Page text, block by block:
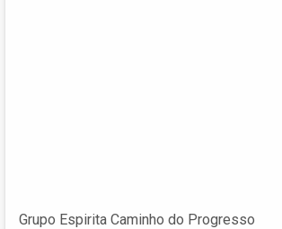
Grupo Espirita Caminho do Progresso